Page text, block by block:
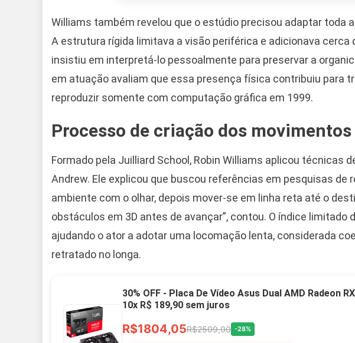
Williams também revelou que o estúdio precisou adaptar toda
A estrutura rígida limitava a visão periférica e adicionava cerca
insistiu em interpretá-lo pessoalmente para preservar a
em atuação avaliam que essa presença física contribuiu para
reproduzir somente com computação gráfica em 1999.
Processo de criação dos
Formado pela Juilliard School, Robin Williams aplicou técnicas
Andrew. Ele explicou que buscou referências em pesquisas de
ambiente com o olhar, depois mover-se em linha reta até o
obstáculos em 3D antes de avançar”, contou. O índice limitado
ajudando o ator a adotar uma locomação lenta, considerada
retratado no longa.
30% OFF - Placa De Vídeo Asus Dual AMD Radeon
10x R$ 189,90 sem juros
R$1804,05R$2509,00 -28%